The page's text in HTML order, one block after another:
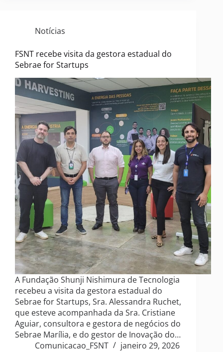
Notícias
FSNT recebe visita da gestora estadual do
Sebrae for Startups
A Fundação Shunji Nishimura de Tecnologia
recebeu a visita da gestora estadual do
Sebrae for Startups, Sra. Alessandra Ruchet,
que esteve acompanhada da Sra. Cristiane
Aguiar, consultora e gestora de negócios do
Sebrae Marília, e do gestor de Inovação do…
Comunicacao_FSNT
janeiro 29, 2026